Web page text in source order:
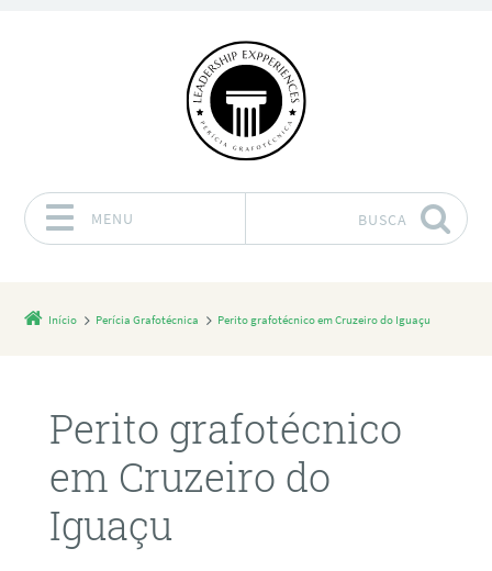
MENU BUSCA
Início Perícia Grafotécnica Perito grafotécnico em Cruzeiro do Iguaçu
Perito grafotécnico
em Cruzeiro do
Iguaçu